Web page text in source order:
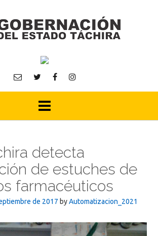
detecta
de estuches de
farmacéuticos
de 2017 byAutomatizacion_2021